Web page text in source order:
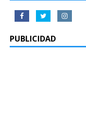
PUBLICIDAD